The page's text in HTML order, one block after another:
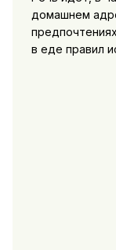
домашнем
в еде правил